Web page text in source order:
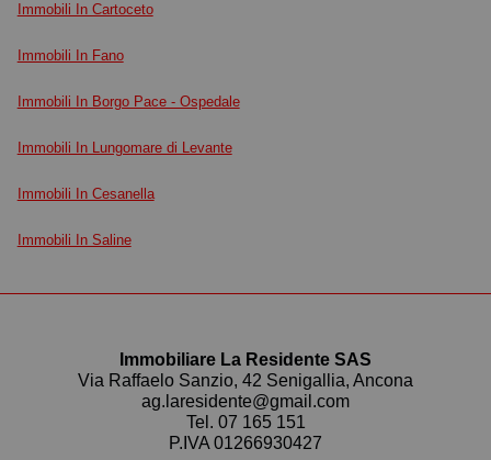
Immobili In Cartoceto
Immobili In Fano
Immobili In Borgo Pace - Ospedale
Immobili In Lungomare di Levante
Immobili In Cesanella
Immobili In Saline
Immobiliare La Residente SAS
Via Raffaelo Sanzio, 42 Senigallia, Ancona
ag.laresidente@gmail.com
Tel. 07 165 151
P.IVA 01266930427